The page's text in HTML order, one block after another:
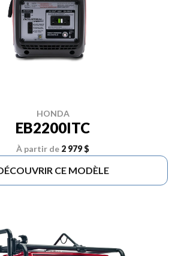
HONDA
EB2200ITC
À partir de 2 979 $
CE MODÈLE